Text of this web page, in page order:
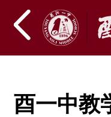
酉一中教